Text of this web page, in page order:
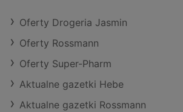
Oferty Drogeria Jasmin
Oferty Rossmann
Oferty Super-Pharm
Aktualne gazetki Hebe
Aktualne gazetki Rossmann